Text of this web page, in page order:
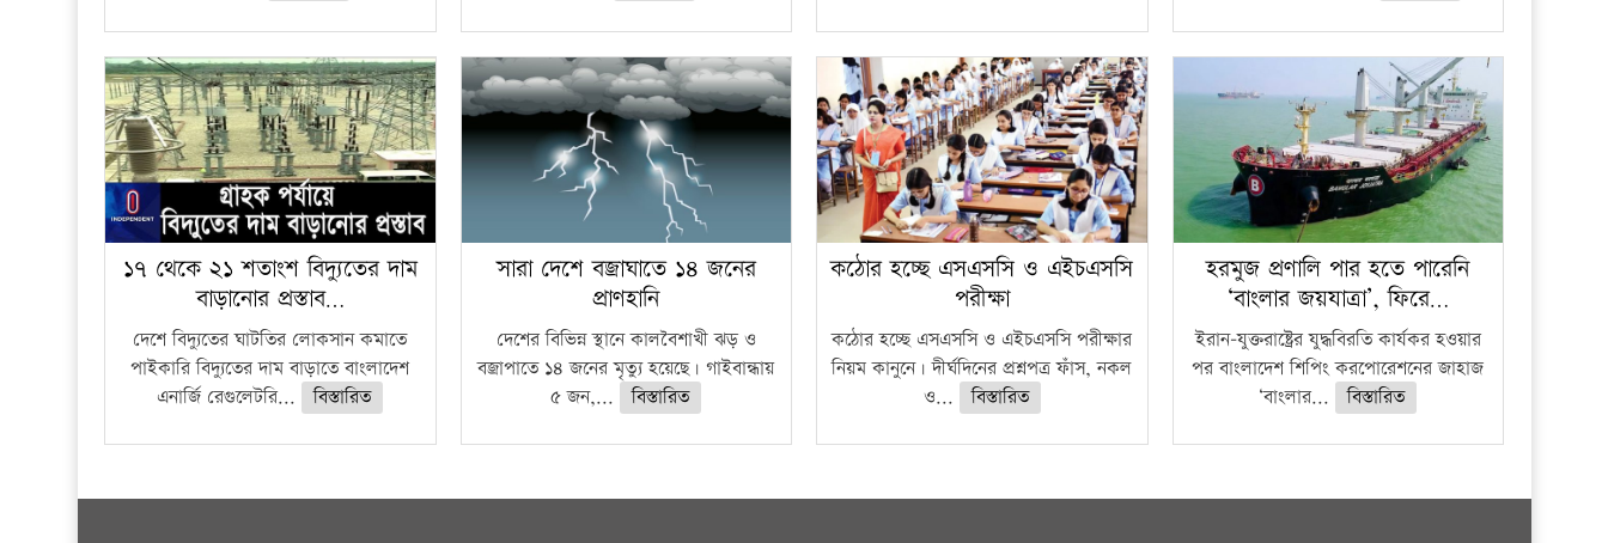
১৭ থেকে ২১ শতাংশ বিদ্যুতের দাম
বাড়ানোর প্রস্তাব…
দেশে বিদ্যুতের ঘাটতির লোকসান কমাতে
পাইকারি বিদ্যুতের দাম বাড়াতে বাংলাদেশ
এনার্জি রেগুলেটরি...
বিস্তারিত
সারা দেশে বজ্রাঘাতে ১৪ জনের
প্রাণহানি
দেশের বিভিন্ন স্থানে কালবৈশাখী ঝড় ও
বজ্রাপাতে ১৪ জনের মৃত্যু হয়েছে। গাইবান্ধায়
৫ জন,...
বিস্তারিত
কঠোর হচ্ছে এসএসসি ও এইচএসসি
পরীক্ষা
কঠোর হচ্ছে এসএসসি ও এইচএসসি পরীক্ষার
নিয়ম কানুনে। দীর্ঘদিনের প্রশ্নপত্র ফাঁস, নকল
ও...
বিস্তারিত
হরমুজ প্রণালি পার হতে পারেনি
‘বাংলার জয়যাত্রা’, ফিরে…
ইরান-যুক্তরাষ্ট্রের যুদ্ধবিরতি কার্যকর হওয়ার
পর বাংলাদেশ শিপিং করপোরেশনের জাহাজ
‘বাংলার...
বিস্তারিত